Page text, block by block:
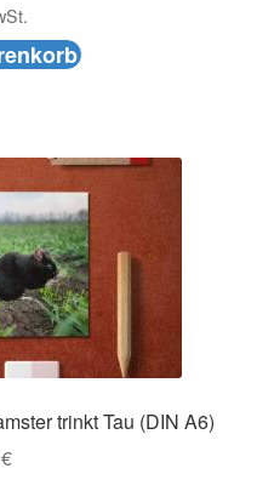
trinkt Tau (DIN A6)
€